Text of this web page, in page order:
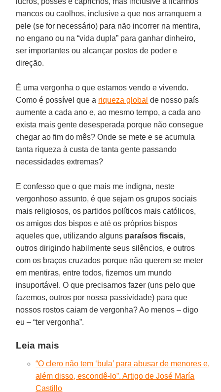
mancos ou caolhos, inclusive a que nos arranquem a
pele (se for necessário) para não incorrer na mentira,
no engano ou na “vida dupla” para ganhar dinheiro,
ser importantes ou alcançar postos de poder e
direção.
É uma vergonha o que estamos vendo e vivendo.
Como é possível que a riqueza global de nosso país
aumente a cada ano e, ao mesmo tempo, a cada ano
exista mais gente desesperada porque não consegue
chegar ao fim do mês? Onde se mete e se acumula
tanta riqueza à custa de tanta gente passando
necessidades extremas?
E confesso que o que mais me indigna, neste
vergonhoso assunto, é que sejam os grupos sociais
mais religiosos, os partidos políticos mais católicos,
os amigos dos bispos e até os próprios bispos
aqueles que, utilizando alguns paraísos fiscais,
outros dirigindo habilmente seus silêncios, e outros
com os braços cruzados porque não querem se meter
em mentiras, entre todos, fizemos um mundo
insuportável. O que precisamos fazer (uns pelo que
fazemos, outros por nossa passividade) para que
nossos rostos caiam de vergonha? Ao menos – digo
eu – “ter vergonha”.
Leia mais
“O clero não tem ‘bula’ para abusar de menores e,
além disso, escondê-lo”. Artigo de José María
Castillo